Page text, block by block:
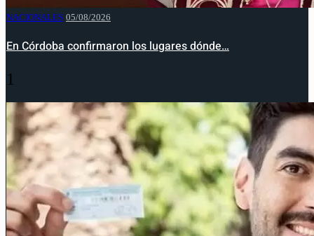
NACIONALES 05/08/2026
En Córdoba confirmaron los lugares dónde…
1